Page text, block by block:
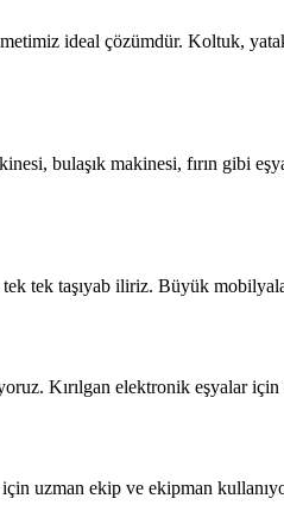
ideal çözümdür. Koltuk,
bulaşık makinesi, fırın gibi
tek tek taşıyab iliriz. Büyük
Kırılgan elektronik eşyalar
uzman ekip ve ekipman